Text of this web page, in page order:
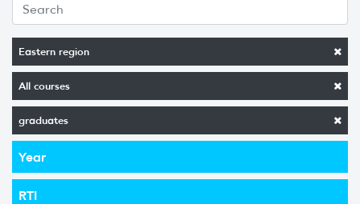
Eastern region
All courses
graduates
Year
RTI